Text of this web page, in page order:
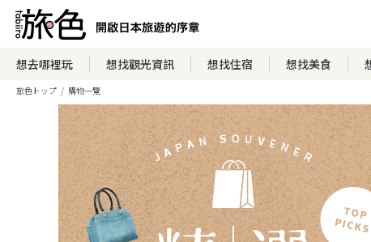
想去哪裡玩 想找觀光資訊 想找住宿 想找美食
旅色トップ 購物一覽